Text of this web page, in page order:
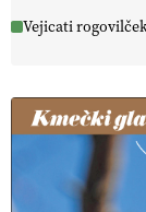
Vejicati